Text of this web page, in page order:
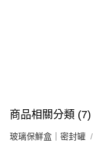
商品相關分類 (7)
玻璃保鮮盒｜密封罐